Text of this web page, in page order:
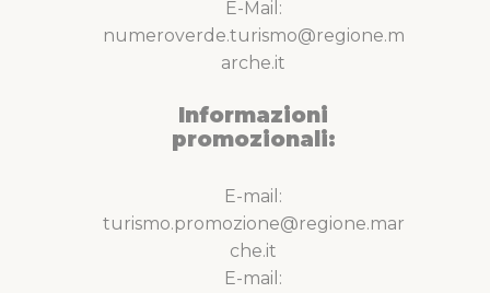
E-Mail:
numeroverde.turismo@regione.m
arche.it
Informazioni
promozionali:
E-mail:
turismo.promozione@regione.mar
che.it
E-mail: